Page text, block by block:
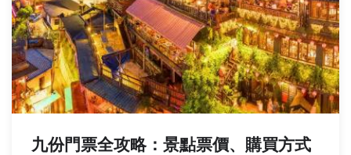
九份門票全攻略：景點票價、購買方式